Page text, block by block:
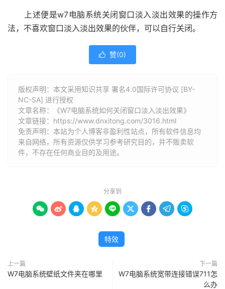
上述便是w7电脑系统关闭窗口淡入淡出效果的操作方
法，不喜欢窗口淡入淡出效果的伙伴，可以自行关闭。
 赞(0)
版权声明：本文采用知识共享 署名4.0国际许可协议 [BY-
NC-SA] 进行授权
文章名称：《W7电脑系统如何关闭窗口淡入淡出效果》
文章链接： https://www.dnxitong.com/3016.html
免责声明：本站为个人博客非盈利性站点，所有软件信息均
来自网络，所有资源仅供学习参考研究目的，并不贩卖软
件，不存在任何商业目的及用途。
分享到
        
特效
上一篇
W7电脑系统壁纸文件夹在哪里
下一篇
W7电脑系统宽带连接错误711怎
么办